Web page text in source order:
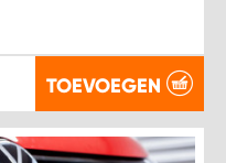
TOEVOEGEN